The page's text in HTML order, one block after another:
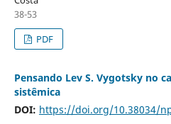
38-53
PDF
Pensando Lev S. Vygotsky no
sistêmica
DOI: https://doi.org/10.38034/